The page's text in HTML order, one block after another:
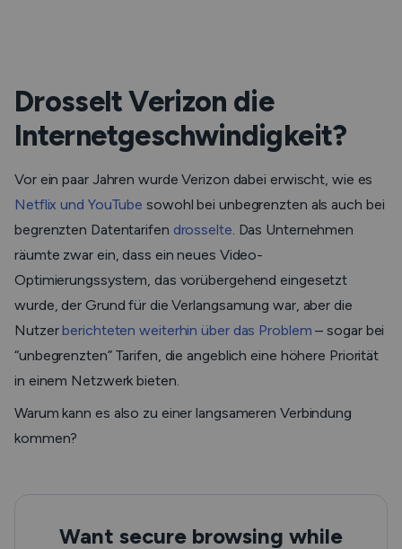
Drosselt Verizon die
Internetgeschwindigkeit?
Vor ein paar Jahren wurde Verizon dabei erwischt, wie es
Netflix und YouTube sowohl bei unbegrenzten als auch bei
begrenzten Datentarifen drosselte. Das Unternehmen
räumte zwar ein, dass ein neues Video-
Optimierungssystem, das vorübergehend eingesetzt
wurde, der Grund für die Verlangsamung war, aber die
Nutzerberichteten weiterhin über das Problem – sogar bei
“unbegrenzten” Tarifen, die angeblich eine höhere Priorität
in einem Netzwerk bieten.
Warum kann es also zu einer langsameren Verbindung
kommen?
Want secure browsing while